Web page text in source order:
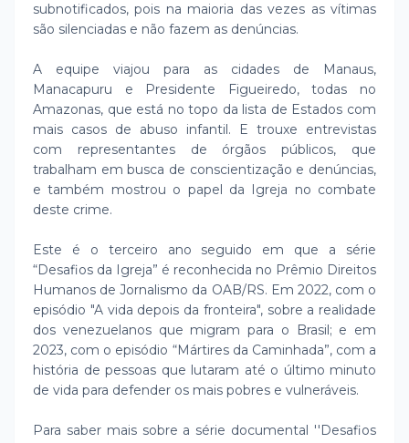
subnotificados, pois na maioria das vezes as vítimas
são silenciadas e não fazem as denúncias.
A equipe viajou para as cidades de Manaus,
Manacapuru e Presidente Figueiredo, todas no
Amazonas, que está no topo da lista de Estados com
mais casos de abuso infantil. E trouxe entrevistas
com representantes de órgãos públicos, que
trabalham em busca de conscientização e denúncias,
e também mostrou o papel da Igreja no combate
deste crime.
Este é o terceiro ano seguido em que a série
“Desafios da Igreja” é reconhecida no Prêmio Direitos
Humanos de Jornalismo da OAB/RS. Em 2022, com o
episódio "A vida depois da fronteira", sobre a realidade
dos venezuelanos que migram para o Brasil; e em
2023, com o episódio “Mártires da Caminhada”, com a
história de pessoas que lutaram até o último minuto
de vida para defender os mais pobres e vulneráveis.
Para saber mais sobre a série documental ''Desafios